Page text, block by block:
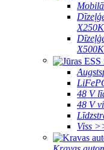
48 V
48 V
Viss